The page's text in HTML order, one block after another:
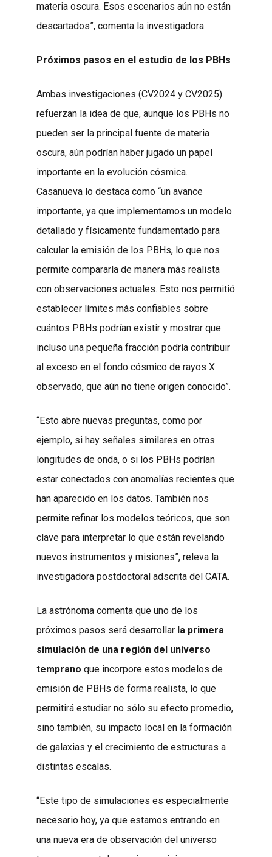
materia oscura. Esos escenarios aún no están
descartados”, comenta la investigadora.
Próximos pasos en el estudio de los PBHs
Ambas investigaciones (CV2024 y CV2025)
refuerzan la idea de que, aunque los PBHs no
pueden ser la principal fuente de materia
oscura, aún podrían haber jugado un papel
importante en la evolución cósmica.
Casanueva lo destaca como “un avance
importante, ya que implementamos un modelo
detallado y físicamente fundamentado para
calcular la emisión de los PBHs, lo que nos
permite compararla de manera más realista
con observaciones actuales. Esto nos permitió
establecer límites más confiables sobre
cuántos PBHs podrían existir y mostrar que
incluso una pequeña fracción podría contribuir
al exceso en el fondo cósmico de rayos X
observado, que aún no tiene origen conocido”.
“Esto abre nuevas preguntas, como por
ejemplo, si hay señales similares en otras
longitudes de onda, o si los PBHs podrían
estar conectados con anomalías recientes que
han aparecido en los datos. También nos
permite refinar los modelos teóricos, que son
clave para interpretar lo que están revelando
nuevos instrumentos y misiones”, releva la
investigadora postdoctoral adscrita del CATA.
La astrónoma comenta que uno de los
próximos pasos será desarrollar la primera
simulación de una región del universo
temprano que incorpore estos modelos de
emisión de PBHs de forma realista, lo que
permitirá estudiar no sólo su efecto promedio,
sino también, su impacto local en la formación
de galaxias y el crecimiento de estructuras a
distintas escalas.
“Este tipo de simulaciones es especialmente
necesario hoy, ya que estamos entrando en
una nueva era de observación del universo